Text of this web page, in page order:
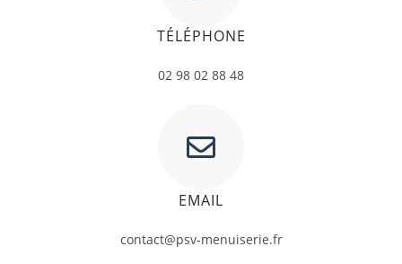
TÉLÉPHONE
02 98 02 88 48
EMAIL
contact@psv-menuiserie.fr